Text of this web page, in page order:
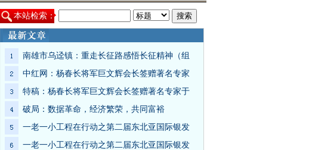
本站检索：
南雄市乌迳镇：重走长征路感悟长征精神（组
中红网：杨春长将军巨文辉会长签赠著名专家
特稿：杨春长将军巨文辉会长签赠著名专家于
破局：数据革命，经济繁荣，共同富裕
一老一小工程在行动之第二届东北亚国际银发
一老一小工程在行动之第二届东北亚国际银发